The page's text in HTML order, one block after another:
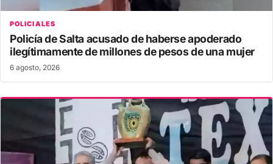
POLICIALES
Policía de Salta acusado de haberse apoderado
ilegítimamente de millones de pesos de una mujer
6 agosto, 2026